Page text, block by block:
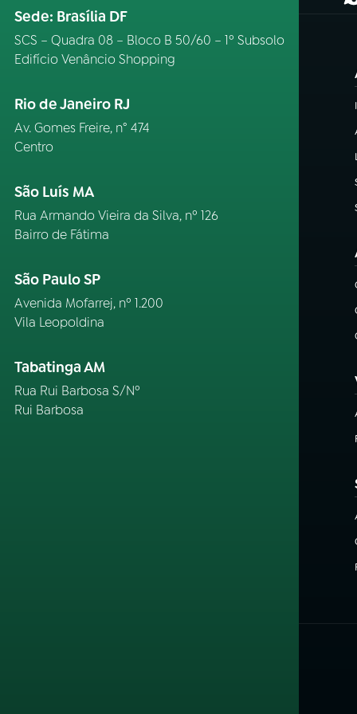
Sede: Brasília DF
SCS – Quadra 08 – Bloco B 50/60 – 1º Subsolo
Edifício Venâncio Shopping
Rio de Janeiro RJ
Av. Gomes Freire, n° 474
Centro
São Luís MA
Rua Armando Vieira da Silva, nº 126
Bairro de Fátima
São Paulo SP
Avenida Mofarrej, nº 1.200
Vila Leopoldina
Tabatinga AM
Rua Rui Barbosa S/Nº
Rui Barbosa